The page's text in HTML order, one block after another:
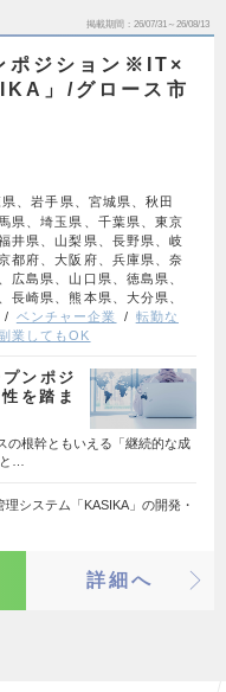
掲載期間 26/07/31～26/08/13
ポジション※IT×
」/グロース市
、岩手県、宮城県、秋田
県、埼玉県、千葉県、東京
井県、山梨県、長野県、岐
都府、大阪府、兵庫県、奈
広島県、山口県、徳島県、
長崎県、熊本県、大分県、
ベンチャー企業
転勤な
業してもOK
ンポジ
を踏ま
の根幹ともいえる「継続的な成
…
システム「KASIKA」の開発・
詳細へ